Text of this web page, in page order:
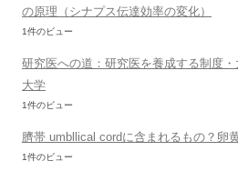
の原理（シナプス伝達効率の変化）
1件のビュー
研究医への道：研究医を養成する制度
大学
1件のビュー
臍帯 umbllical cordに含まれるもの？卵
1件のビュー